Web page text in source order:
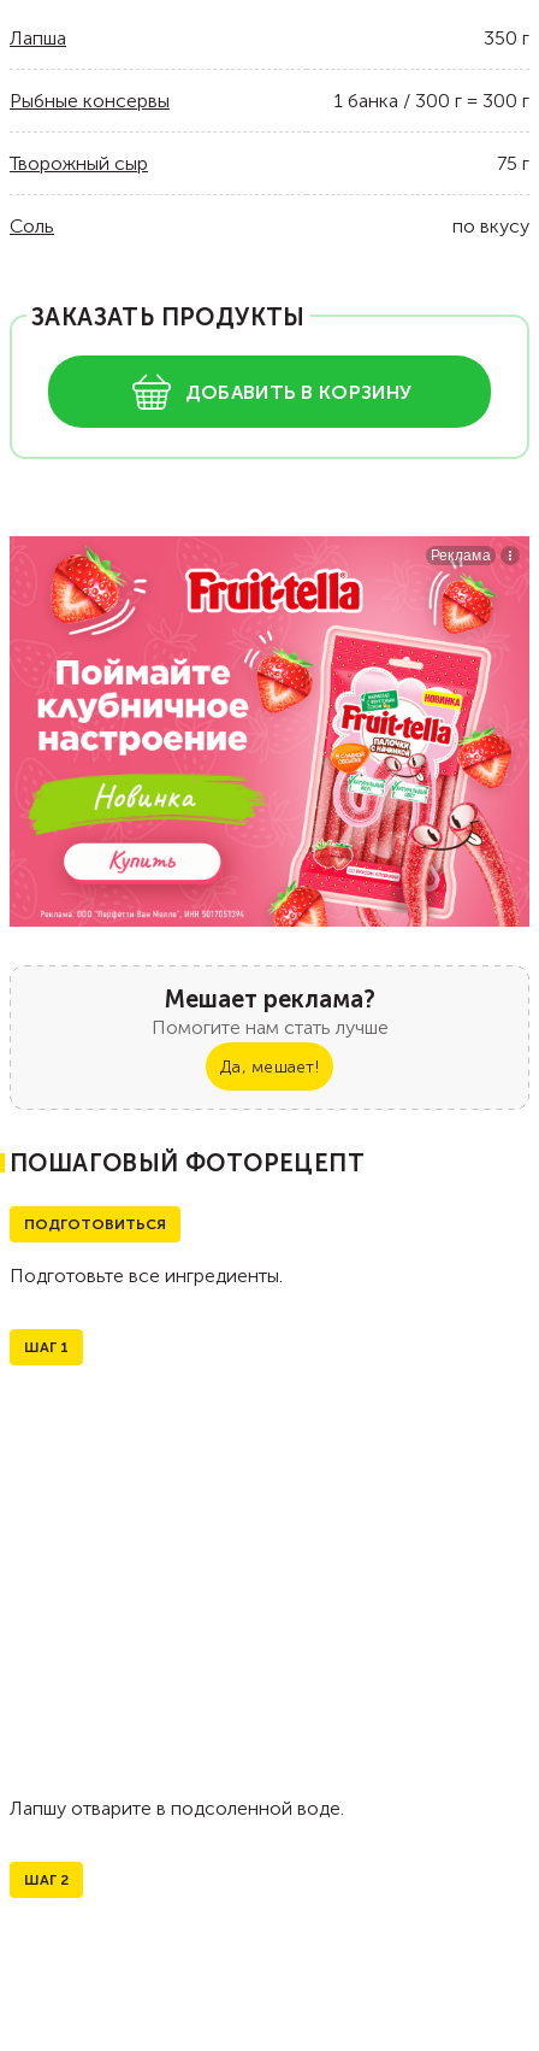
Лапша 350 г
Рыбные консервы 1 банка / 300 г = 300 г
Творожный сыр 75 г
Соль по вкусу
ЗАКАЗАТЬ ПРОДУКТЫ
ДОБАВИТЬ В КОРЗИНУ
Мешает реклама?
Помогите нам стать лучше
Да, мешает!
ПОШАГОВЫЙ ФОТОРЕЦЕПТ
ПОДГОТОВИТЬСЯ
Подготовьте все ингредиенты.
ШАГ 1
Лапшу отварите в подсоленной воде.
ШАГ 2